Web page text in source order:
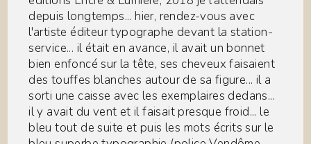
depuis longtemps... hier, rendez-vous avec
l'artiste éditeur typographe devant la station-
service... il était en avance, il avait un bonnet
bien enfoncé sur la tête, ses cheveux faisaient
des touffes blanches autour de sa figure... il a
sorti une caisse avec les exemplaires dedans...
il y avait du vent et il faisait presque froid... le
bleu tout de suite et puis les mots écrits sur le